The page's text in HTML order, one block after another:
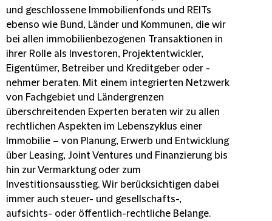
und geschlossene Immobilienfonds und REITs
ebenso wie Bund, Länder und Kommunen, die wir
bei allen immobilienbezogenen Transaktionen in
ihrer Rolle als Investoren, Projektentwickler,
Eigentümer, Betreiber und Kreditgeber oder -
nehmer beraten. Mit einem integrierten Netzwerk
von Fachgebiet und Ländergrenzen
überschreitenden Experten beraten wir zu allen
rechtlichen Aspekten im Lebenszyklus einer
Immobilie – von Planung, Erwerb und Entwicklung
über Leasing, Joint Ventures und Finanzierung bis
hin zur Vermarktung oder zum
Investitionsausstieg. Wir berücksichtigen dabei
immer auch steuer- und gesellschafts-,
aufsichts- oder öffentlich-rechtliche Belange.